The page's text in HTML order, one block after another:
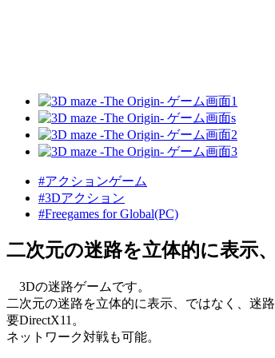
#アクションゲーム
#3Dアクション
#Freegames for Global(PC)
二次元の迷路を立体的に表示
3Dの迷路ゲームです。
二次元の迷路を立体的に表示、ではなく、迷
要DirectX11。
ネットワーク対戦も可能。